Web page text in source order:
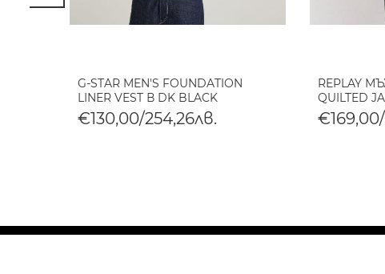
G-STAR MEN'S FOUNDATION
LINER VEST В DK BLACK
€130,00/254,26лв.
REPLAY
QUILTED